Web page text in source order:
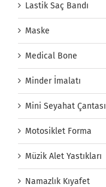
Lastik Saç Bandı
Maske
Medical Bone
Minder İmalatı
Mini Seyahat Çantası
Motosiklet Forma
Müzik Alet Yastıkları
Namazlık Kıyafet